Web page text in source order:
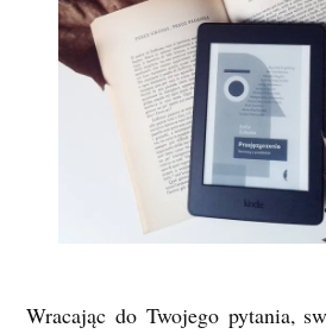
Wracając do Twojego pytania,